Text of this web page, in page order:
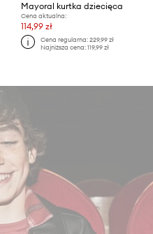
Mayoral kurtka dziecięca
Cena aktualna:
114,99 zł
Cena regularna: 229,99 zł
Najniższa cena: 119,99 zł